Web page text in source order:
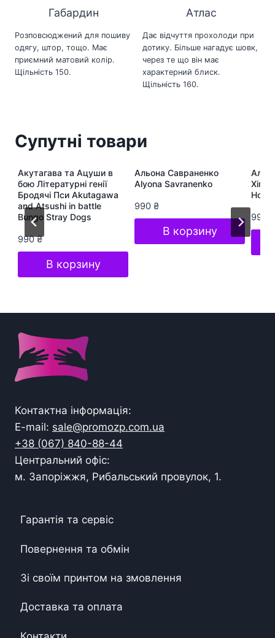
Габардин
Розповсюджений для пошиву
одягу, штор, тощо. Має
приємний матовий колір.
Щільність 150.
Атлас
Дає відчуття прохолоди при
дотику. Більше нагадує шовк,
через те що він має
характерний блиск.
Щільність 160.
Супутні товари
Акутагава та Ацуши в
бою Літературні генії
Бродячі Пси Akutagawa
and Atsushi in battle
Bungo Stray Dogs
990₴
В корзину
Альона Савраненко
Alyona Savranenko
990 ₴
В корзину
Хіп-
Hop
990
Контактна інформація:
E-mail: sale@promozp.com.ua
+38 (067) 840-88-44
Центральний офіс:
м. Запоріжжя, Рибальський провулок, 1.
Гарантія та сервіс
Повернення та обмін
Зі своїм принтом на змовлення
Доставка та оплата